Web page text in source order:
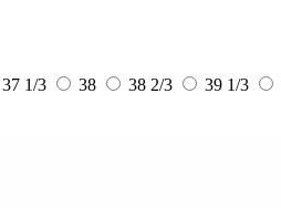
37 1/3 38 38 2/3
39 1/3